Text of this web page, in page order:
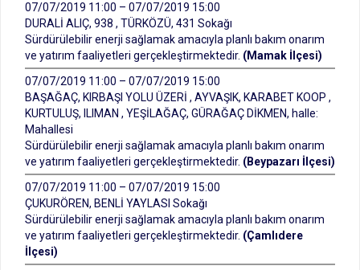
07/07/2019 11:00 – 07/07/2019 15:00
DURALİ ALIÇ, 938 , TÜRKÖZÜ, 431 Sokağı
Sürdürülebilir enerji sağlamak amacıyla planlı bakım onarım
ve yatırım faaliyetleri gerçekleştirmektedir. (Mamak İlçesi)
07/07/2019 11:00 – 07/07/2019 15:00
BAŞAĞAÇ, KIRBAŞI YOLU ÜZERİ , AYVAŞIK, KARABET KOOP ,
KURTULUŞ, ILIMAN , YEŞİLAĞAÇ, GÜRAĞAÇ DİKMEN, halle:
Mahallesi
Sürdürülebilir enerji sağlamak amacıyla planlı bakım onarım
ve yatırım faaliyetleri gerçekleştirmektedir. (Beypazarı İlçesi)
07/07/2019 11:00 – 07/07/2019 15:00
ÇUKURÖREN, BENLİ YAYLASI Sokağı
Sürdürülebilir enerji sağlamak amacıyla planlı bakım onarım
ve yatırım faaliyetleri gerçekleştirmektedir. (Çamlıdere
İlçesi)